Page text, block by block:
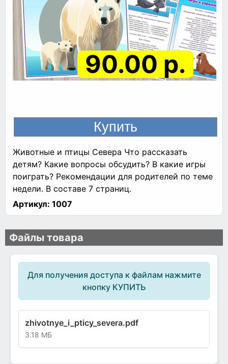
90.00 р.
Животные и птицы Севера Что рассказать
детям? Какие вопросы обсудить? В какие игры
поиграть? Рекомендации для родителей по теме
недели. В составе 7 страниц.
Артикул: 1007
Файлы товара
Для получения доступа к файлам нажмите
кнопку КУПИТЬ
zhivotnye_i_pticy_severa.pdf
3.18 МБ